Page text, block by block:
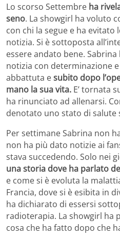
Lo scorso Settembre ha
seno. La showgirl ha voluto
con chi la segue e ha evitato
notizia. Si è sottoposta
essere andato bene.
notizia con determinazione
abbattuta esubito dopo
mano la sua vita. E’ tornata
ha rinunciato ad allenarsi.
denotato uno stato di salute
Per settimane Sabrina non
non ha più dato notizie ai
stava succedendo. Solo nei
una storia dove ha parlato
e come si è evoluta la
Francia, dove si è esibita in
ha dichiarato di essersi
radioterapia. La showgirl ha
cosa che ha fatto dopo che